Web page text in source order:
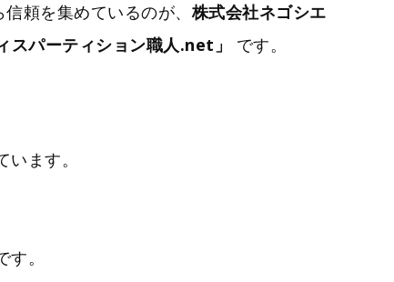
頼を集めているのが、株式会社ネゴシエ
スパーティション職人.net」 です。
ます。
。